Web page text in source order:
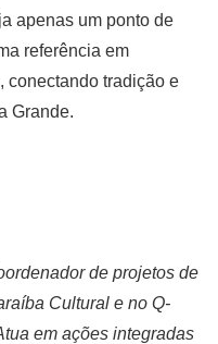
apenas um ponto de
referência em
conectando tradição e
Grande.
de projetos de
Cultural e no Q-
em ações integradas